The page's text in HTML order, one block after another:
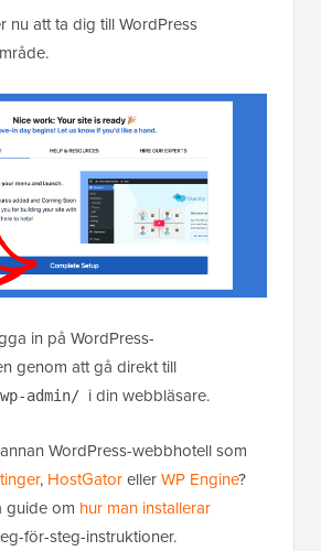
nu att ta dig till WordPress
in på WordPress-
genom att gå direkt till
admin/ i din webbläsare.
WordPress-webbhotell som
, HostGatorellerWP Engine?
guide om hur man installerar
för-steg-instruktioner.